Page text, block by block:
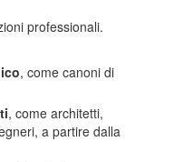
professionali.
, come canoni di
, come architetti,
a partire dalla